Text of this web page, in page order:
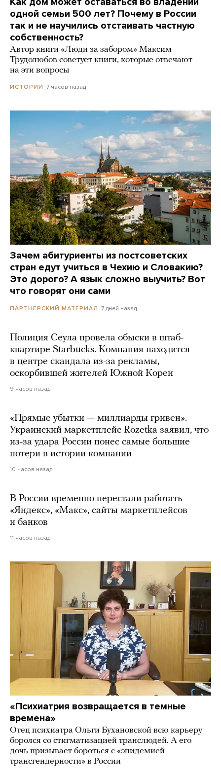
одной семьи 500 лет? Почему в России
так и не научились отстаивать частную
собственность?
Автор книги «Люди за забором» Максим
Трудолюбов советует книги, которые отвечают
на эти вопросы
ИСТОРИИ 7 часов назад
Зачем абитуриенты из постсоветских
стран едут учиться в Чехию и Словакию?
Это дорого? А язык сложно выучить? Вот
что говорят они сами
ПАРТНЕРСКИЙ МАТЕРИАЛ 7 дней назад
Полиция Сеула провела обыски в штаб-
квартире Starbucks. Компания находится
в центре скандала из-за рекламы,
оскорбившей жителей Южной Кореи
9 часов назад
«Прямые убытки — миллиарды гривен».
Украинский маркетплейс Rozetka заявил, что
из-за удара России понес самые большие
потери в истории компании
10 часов назад
В России временно перестали работать
«Яндекс», «Макс», сайты маркетплейсов
и банков
11 часов назад
«Психиатрия возвращается в темные
времена»
Отец психиатра Ольги Бухановской всю карьеру
боролся со стигматизацией транслюдей. А его
дочь призывает бороться с «эпидемией
трансгендерности» в России